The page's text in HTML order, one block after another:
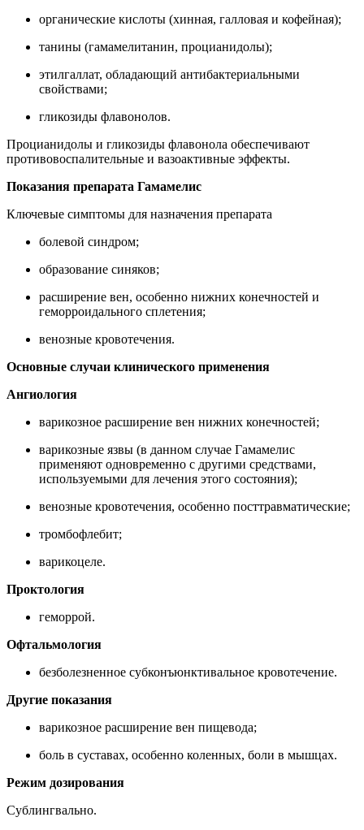
органические кислоты (хинная, галловая и кофейная);
танины (гамамелитанин, процианидолы);
этилгаллат, обладающий антибактериальными
свойствами;
гликозиды флавонолов.
Процианидолы и гликозиды флавонола обеспечивают
противовоспалительные и вазоактивные эффекты.
Показания препарата Гамамелис
Ключевые симптомы для назначения препарата
болевой синдром;
образование синяков;
расширение вен, особенно нижних конечностей и
геморроидального сплетения;
венозные кровотечения.
Основные случаи клинического применения
Ангиология
варикозное расширение вен нижних конечностей;
варикозные язвы (в данном случае Гамамелис
применяют одновременно с другими средствами,
используемыми для лечения этого состояния);
венозные кровотечения, особенно посттравматические;
тромбофлебит;
варикоцеле.
Проктология
геморрой.
Офтальмология
безболезненное субконъюнктивальное кровотечение.
Другие показания
варикозное расширение вен пищевода;
боль в суставах, особенно коленных, боли в мышцах.
Режим дозирования
Сублингвально.